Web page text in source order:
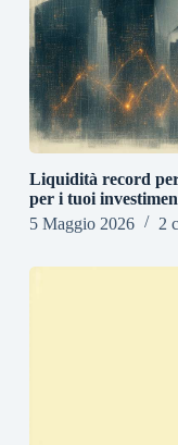
Liquidità record
per i tuoi
5 Maggio 2026
2